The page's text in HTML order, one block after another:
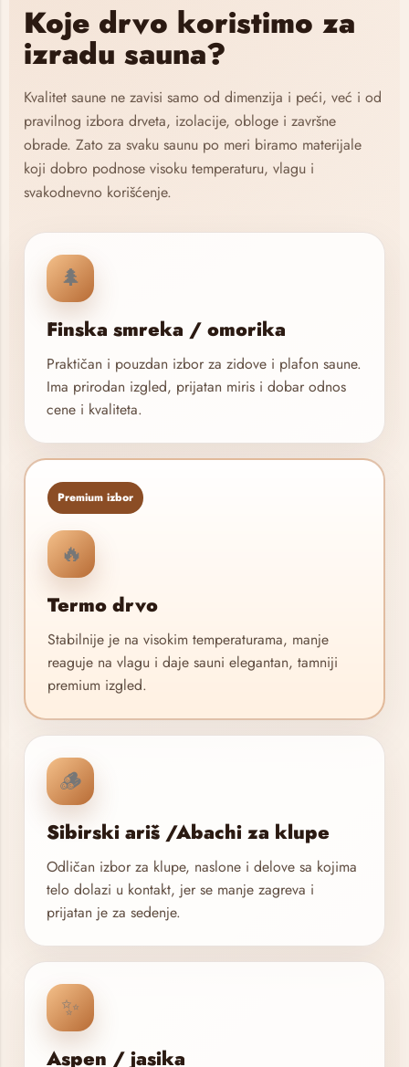
Koje drvo koristimo za
izradu sauna?
Kvalitet saune ne zavisi samo od dimenzija i peći, već i od
pravilnog izbora drveta, izolacije, obloge i završne
obrade. Zato za svaku saunu po meri biramo materijale
koji dobro podnose visoku temperaturu, vlagu i
svakodnevno korišćenje.
🌲
Finska smreka / omorika
Praktičan i pouzdan izbor za zidove i plafon saune.
Ima prirodan izgled, prijatan miris i dobar odnos
cene i kvaliteta.
Premium izbor
🔥
Termo drvo
Stabilnije je na visokim temperaturama, manje
reaguje na vlagu i daje sauni elegantan, tamniji
premium izgled.
🪵
Sibirski ariš /Abachi za klupe
Odličan izbor za klupe, naslone i delove sa kojima
telo dolazi u kontakt, jer se manje zagreva i
prijatan je za sedenje.
✨
Aspen / jasika